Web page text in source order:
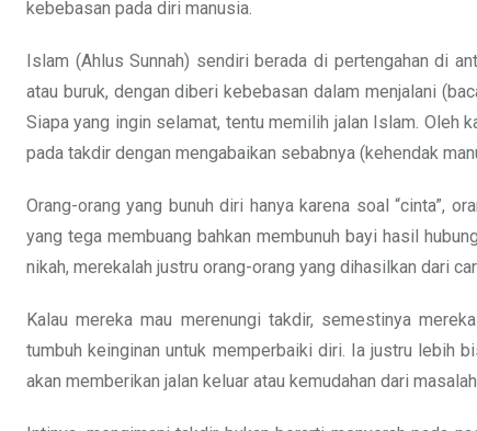
kebebasan pada diri manusia.
Islam (Ahlus Sunnah) sendiri berada di pertengahan di
atau buruk, dengan diberi kebebasan dalam menjalani
Siapa yang ingin selamat, tentu memilih jalan Islam. Oleh
pada takdir dengan mengabaikan sebabnya (kehendak
Orang-orang yang bunuh diri hanya karena soal “cinta”,
yang tega membuang bahkan membunuh bayi hasil
nikah, merekalah justru orang-orang yang dihasilkan dari
Kalau mereka mau merenungi takdir, semestinya
tumbuh keinginan untuk memperbaiki diri. Ia justru lebih
akan memberikan jalan keluar atau kemudahan dari